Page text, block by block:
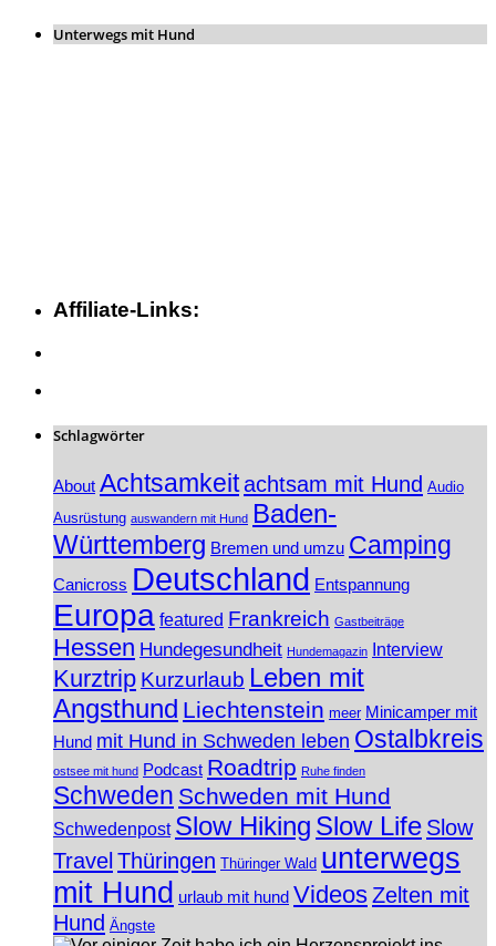
Unterwegs mit Hund
Affiliate-Links:
Schlagwörter
About Achtsamkeitachtsam mit Hund Audio
Ausrüstung auswandern mit Hund Baden-
Württemberg Bremen und umzu Camping
Canicross Deutschland Entspannung
Europa featured Frankreich Gastbeiträge
Hessen Hundegesundheit Hundemagazin Interview
Kurztrip Kurzurlaub Leben mit
Angsthund Liechtenstein meer Minicamper mit
Hund mit Hund in Schweden leben Ostalbkreis
ostsee mit hund Podcast Roadtrip Ruhe finden
Schweden Schweden mit Hund
Schwedenpost Slow Hiking Slow Life Slow
Travel Thüringen Thüringer Wald unterwegs
mit Hund urlaub mit hund VideosZelten mit
Hund Ängste